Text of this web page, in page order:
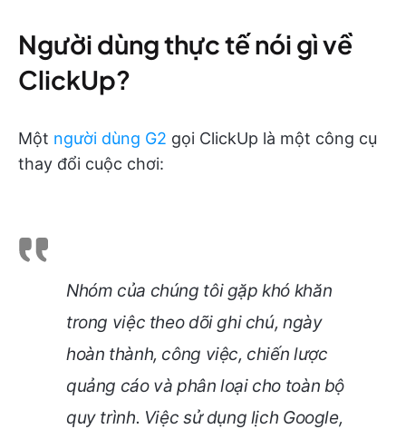
Người dùng thực tế nói gì về
ClickUp?
Một người dùng G2 gọi ClickUp là một công cụ
thay đổi cuộc chơi:
Nhóm của chúng tôi gặp khó khăn
trong việc theo dõi ghi chú, ngày
hoàn thành, công việc, chiến lược
quảng cáo và phân loại cho toàn bộ
quy trình. Việc sử dụng lịch Google,